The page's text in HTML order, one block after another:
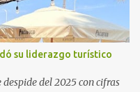
su liderazgo turístico
despide del 2025 con cifras